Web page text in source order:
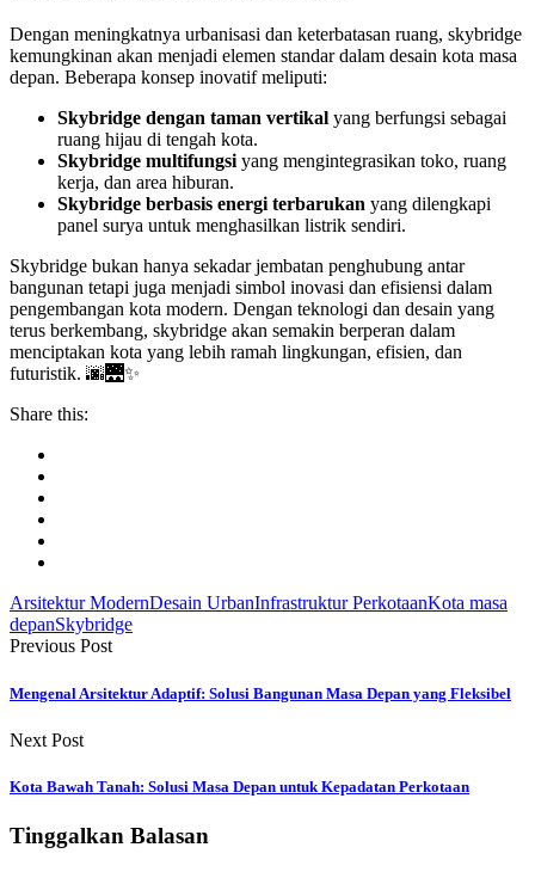
Dengan meningkatnya urbanisasi dan keterbatasan ruang, skybridge
kemungkinan akan menjadi elemen standar dalam desain kota masa
depan. Beberapa konsep inovatif meliputi:
Skybridge dengan taman vertikal yang berfungsi sebagai
ruang hijau di tengah kota.
Skybridge multifungsi yang mengintegrasikan toko, ruang
kerja, dan area hiburan.
Skybridge berbasis energi terbarukan yang dilengkapi
panel surya untuk menghasilkan listrik sendiri.
Skybridge bukan hanya sekadar jembatan penghubung antar
bangunan tetapi juga menjadi simbol inovasi dan efisiensi dalam
pengembangan kota modern. Dengan teknologi dan desain yang
terus berkembang, skybridge akan semakin berperan dalam
menciptakan kota yang lebih ramah lingkungan, efisien, dan
futuristik. 🌆🌉✨
Share this:
Arsitektur ModernDesain UrbanInfrastruktur PerkotaanKota masa
depanSkybridge
Previous Post
Mengenal Arsitektur Adaptif: Solusi Bangunan Masa Depan yang Fleksibel
Next Post
Kota Bawah Tanah: Solusi Masa Depan untuk Kepadatan Perkotaan
Tinggalkan Balasan